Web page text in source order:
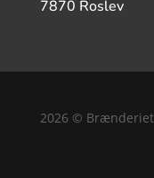
7870 Roslev
2026 ©